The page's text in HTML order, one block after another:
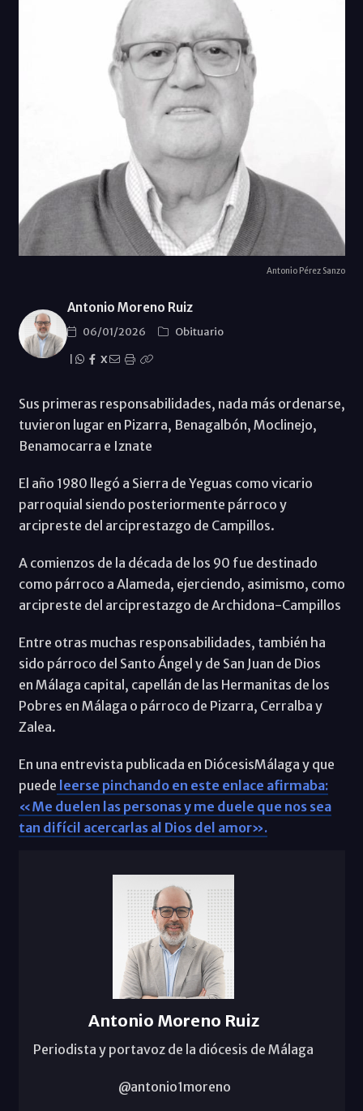
Antonio Pérez Sanzo
Antonio Moreno Ruiz
06/01/2026
Obituario
X
Sus primeras responsabilidades, nada más ordenarse,
tuvieron lugar en Pizarra, Benagalbón, Moclinejo,
Benamocarra e Iznate
El año 1980 llegó a Sierra de Yeguas como vicario
parroquial siendo posteriormente párroco y
arcipreste del arciprestazgo de Campillos.
A comienzos de la década de los 90 fue destinado
como párroco a Alameda, ejerciendo, asimismo, como
arcipreste del arciprestazgo de Archidona-Campillos
Entre otras muchas responsabilidades, también ha
sido párroco del Santo Ángel y de San Juan de Dios
en Málaga capital, capellán de las Hermanitas de los
Pobres en Málaga o párroco de Pizarra, Cerralba y
Zalea.
En una entrevista publicada en DiócesisMálaga y que
puede leerse pinchando en este enlace afirmaba:
«Me duelen las personas y me duele que nos sea
tan difícil acercarlas al Dios del amor».
Antonio Moreno Ruiz
Periodista y portavoz de la diócesis de Málaga
@antonio1moreno